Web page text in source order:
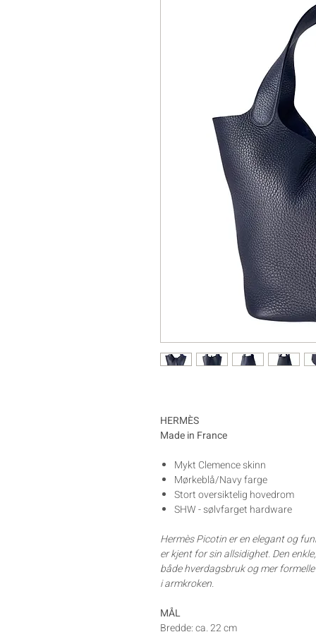
HERMÈS
Made in France
Mykt Clemence skinn
Mørkeblå/Navy farge
Stort oversiktelig hovedrom
SHW - sølvfarget hardware
Hermès Picotin er en elegant og
er kjent for sin allsidighet. Den
både hverdagsbruk og mer
i armkroken.
MÅL
Bredde: ca. 22 cm